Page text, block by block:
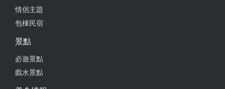
情侶主題
包棟民宿
景點
必遊景點
戲水景點